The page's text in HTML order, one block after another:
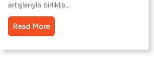
artışlarıyla birlikte…
Read More